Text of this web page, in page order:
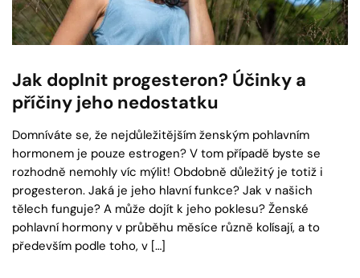
Jak doplnit progesteron? Účinky a
příčiny jeho nedostatku
Domníváte se, že nejdůležitějším ženským pohlavním
hormonem je pouze estrogen? V tom případě byste se
rozhodně nemohly víc mýlit! Obdobně důležitý je totiž i
progesteron. Jaká je jeho hlavní funkce? Jak v našich
tělech funguje? A může dojít k jeho poklesu? Ženské
pohlavní hormony v průběhu měsíce různě kolísají, a to
především podle toho, v […]